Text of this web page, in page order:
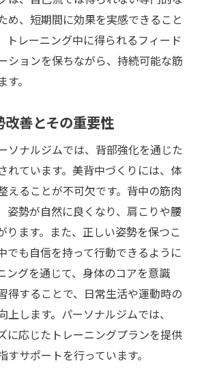
め、短期間に効果を実感できること
トレーニング中に得られるフィード
ションを保ちながら、持続可能な筋
。
善とその重要性
ソナルジムでは、背部強化を通じた
れています。美背中づくりには、体
えることが不可欠です。背中の筋肉
姿勢が自然に良くなり、肩こりや腰
ります。また、正しい姿勢を保つこ
でも自信を持って行動できるように
ングを通じて、身体のコアを意識
得することで、日常生活や運動時の
上します。パーソナルジムでは、
に応じたトレーニングプランを提供
すサポートを行っています。